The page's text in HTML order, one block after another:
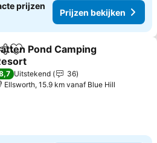
prijzen
Prijzen bekijken
Toevoegen aan favorieten
Pond Camping
bekijken
Uitstekend
36
Ellsworth, 15.9 km vanaf Blue Hill